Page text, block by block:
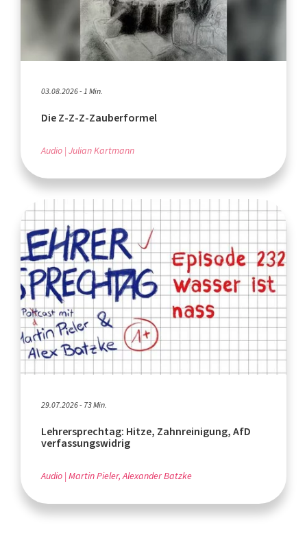
03.08.2026 - 1 Min.
Die Z-Z-Z-Zauberformel
Audio Julian Kartmann
29.07.2026 - 73 Min.
Lehrersprechtag: Hitze, Zahnreinigung, AfD
verfassungswidrig
Audio Martin Pieler, Alexander Batzke